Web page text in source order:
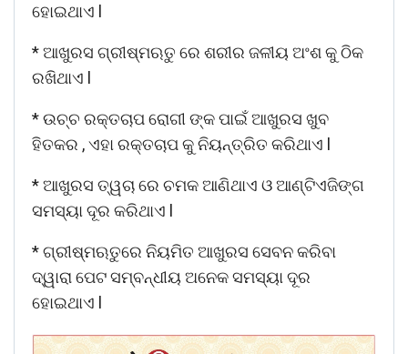
ହୋଇଥାଏ l
* ଆଖୁରସ ଗ୍ରୀଷ୍ମଋତୁ ରେ ଶରୀର ଜଳୀୟ ଅଂଶ କୁ ଠିକ
ରଖିଥାଏ l
* ଉଚ୍ଚ ରକ୍ତଚାପ ରୋଗୀ ଙ୍କ ପାଇଁ ଆଖୁରସ ଖୁବ
ହିତକର , ଏହା ରକ୍ତଚାପ କୁ ନିୟନ୍ତ୍ରିତ କରିଥାଏ l
* ଆଖୁରସ ତ୍ୱଚା ରେ ଚମକ ଆଣିଥାଏ ଓ ଆଣ୍ଟିଏଜିଙ୍ଗ
ସମସ୍ୟା ଦୂର କରିଥାଏ l
* ଗ୍ରୀଷ୍ମଋତୁରେ ନିୟମିତ ଆଖୁରସ ସେବନ କରିବା
ଦ୍ୱାରା ପେଟ ସମ୍ବନ୍ଧୀୟ ଅନେକ ସମସ୍ୟା ଦୂର
ହୋଇଥାଏ l